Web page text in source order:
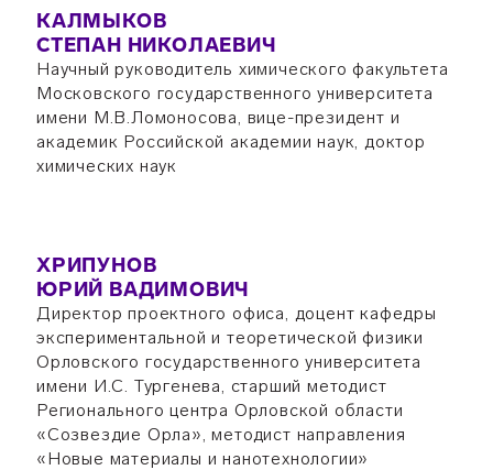
КАЛМЫКОВ
СТЕПАН НИКОЛАЕВИЧ
Научный руководитель химического факультета
Московского государственного университета
имени М.В.Ломоносова, вице-президент и
академик Российской академии наук, доктор
химических наук
ХРИПУНОВ
ЮРИЙ ВАДИМОВИЧ
Директор проектного офиса, доцент кафедры
экспериментальной и теоретической физики
Орловского государственного университета
имени И.С. Тургенева, старший методист
Регионального центра Орловской области
«Созвездие Орла», методист направления
«Новые материалы и нанотехнологии»